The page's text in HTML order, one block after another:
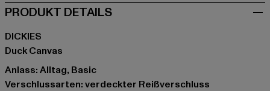
PRODUKT DETAILS
DICKIES
Duck Canvas
Anlass: Alltag, Basic
Verschlussarten: verdeckter Reißverschluss